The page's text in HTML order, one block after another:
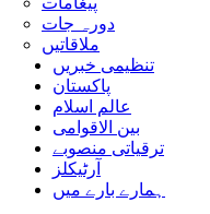
دورہ جات
ملاقاتیں
تنظیمی خبریں
پاکستان
عالم اسلام
بین الاقوامی
ترقیاتی منصوبے
آرٹیکلز
ہمارے بارے میں